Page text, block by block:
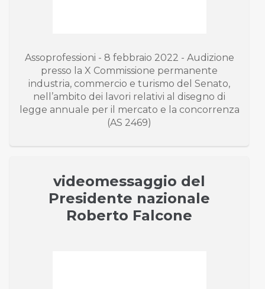
Assoprofessioni - 8 febbraio 2022 - Audizione
presso la X Commissione permanente
industria, commercio e turismo del Senato,
nell’ambito dei lavori relativi al disegno di
legge annuale per il mercato e la concorrenza
(AS 2469)
videomessaggio del
Presidente nazionale
Roberto Falcone